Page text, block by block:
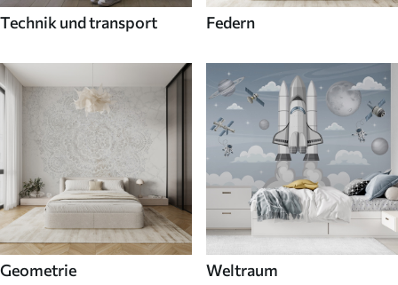
Technik und transport Federn
Geometrie Weltraum